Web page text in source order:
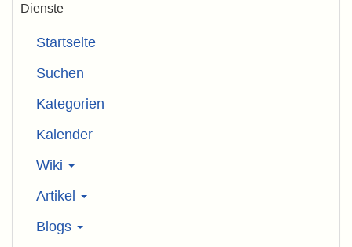
Dienste
Startseite
Suchen
Kategorien
Kalender
Wiki
Artikel
Blogs